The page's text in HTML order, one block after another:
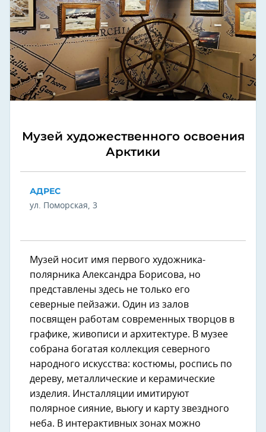
Музей художественного освоения
Арктики
АДРЕС
ул. Поморская, 3
Музей носит имя первого художника-
полярника Александра Борисова, но
представлены здесь не только его
северные пейзажи. Один из залов
посвящен работам современных творцов в
графике, живописи и архитектуре. В музее
собрана богатая коллекция северного
народного искусства: костюмы, роспись по
дереву, металлические и керамические
изделия. Инсталляции имитируют
полярное сияние, вьюгу и карту звездного
неба. В интерактивных зонах можно